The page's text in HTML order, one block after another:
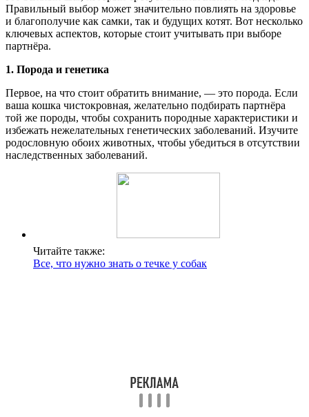
Правильный выбор может значительно повлиять на здоровье
и благополучие как самки, так и будущих котят. Вот несколько
ключевых аспектов, которые стоит учитывать при выборе
партнёра.
1. Порода и генетика
Первое, на что стоит обратить внимание, — это порода. Если
ваша кошка чистокровная, желательно подбирать партнёра
той же породы, чтобы сохранить породные характеристики и
избежать нежелательных генетических заболеваний. Изучите
родословную обоих животных, чтобы убедиться в отсутствии
наследственных заболеваний.
Читайте также:
Все, что нужно знать о течке у собак